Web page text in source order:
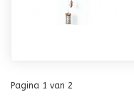
Pagina 1 van 2